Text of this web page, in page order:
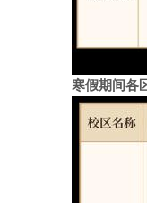
寒假期间各